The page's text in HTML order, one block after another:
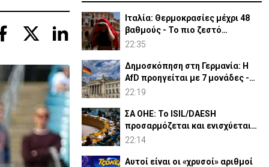
Ιταλία: Θερμοκρασίες μέχρι 48
βαθμούς - Το πιο ζεστό
καλοκαίρι των 100 χρόνων
22:35
Δημοσκόπηση στη Γερμανία: Η
AfD προηγείται με 7 μονάδες -
Διεύρυνε τη διαφορά
22:19
ΣΑ ΟΗΕ: Το ISIL/DAESH
προσαρμόζεται και ενισχύεται
στην Αφρική - Πώς απειλεί
22:14
Αυτοί είναι οι «χρυσοί» αριθμοί